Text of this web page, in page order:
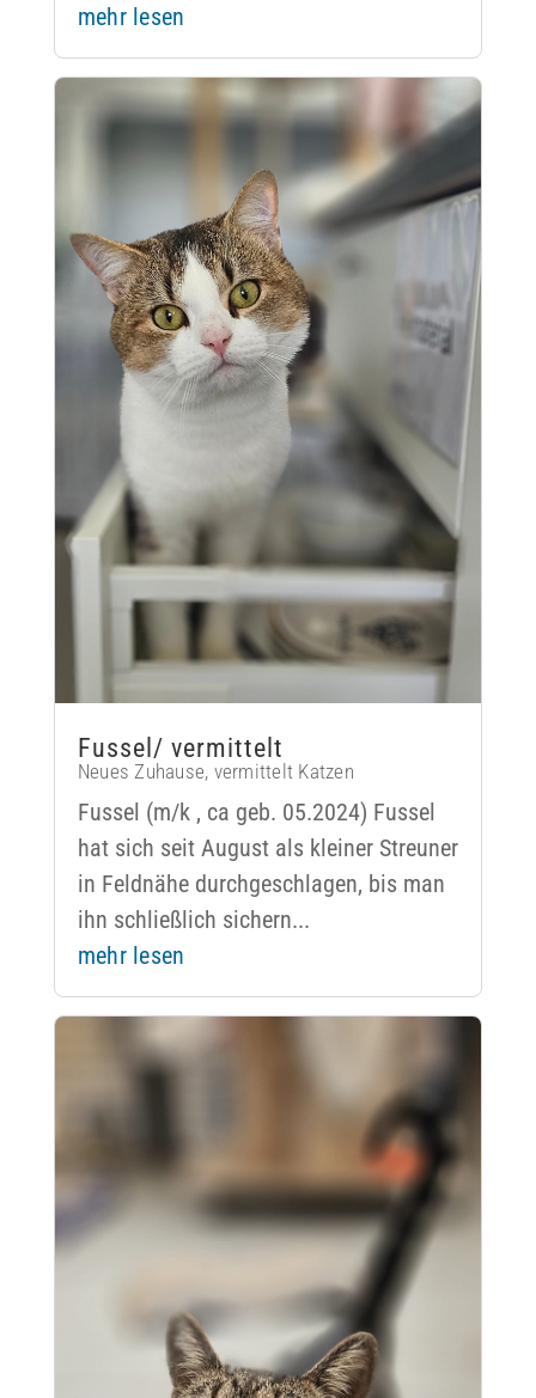
mehr lesen
Fussel/ vermittelt
Neues Zuhause, vermittelt Katzen
Fussel (m/k , ca geb. 05.2024) Fussel
hat sich seit August als kleiner Streuner
in Feldnähe durchgeschlagen, bis man
ihn schließlich sichern...
mehr lesen